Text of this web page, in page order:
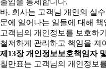
출입을 통제합니다.
바. 회사는 고객님 개인의 실
문에 일어나는 일들에 대해
고객님의 개인정보를 보호하
철저하게 관리하고 책임을 져
제13장 개인정보보호책임자
칠만표는 고객님의 개인정보